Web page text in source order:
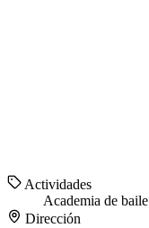
Actividades
Academia de baile
Dirección